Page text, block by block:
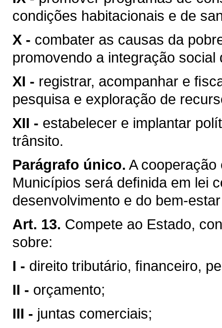
condições habitacionais e de
X - combater as causas da
promovendo a integração
XI - registrar, acompanhar e
pesquisa e exploração de
XII - estabelecer e implantar
trânsito.
Parágrafo único. A cooperação
Municípios será deﬁnida em lei
desenvolvimento e do bem-
Art. 13. Compete ao Estado,
sobre:
I - direito tributário, ﬁnanceiro,
II - orçamento;
III - juntas comerciais;